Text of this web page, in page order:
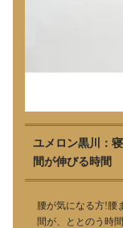
ユメロン黒川：
間が伸びる時間
腰が気になる方!腰
間が、ととのう時